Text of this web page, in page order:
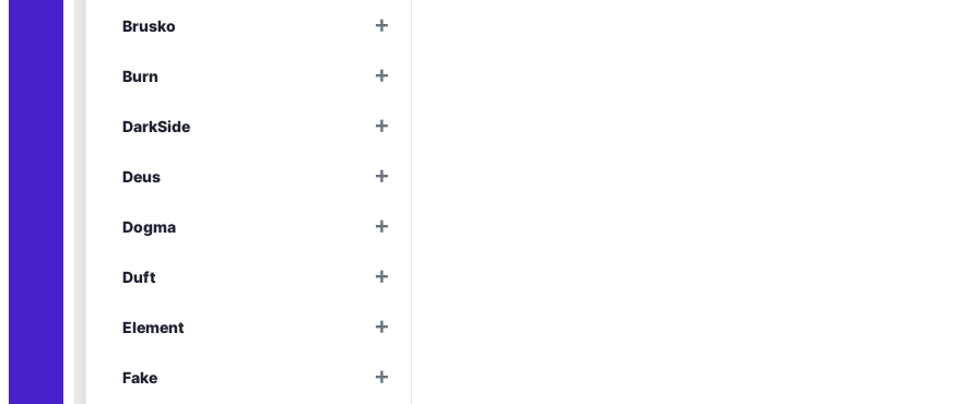
Brusko +Раскрыть вложенные категории
Burn +Раскрыть вложенные категории
DarkSide +Раскрыть вложенные категории
Deus +Раскрыть вложенные категории
Dogma +Раскрыть вложенные категории
Duft +Раскрыть вложенные категории
Element +Раскрыть вложенные категории
Fake +Раскрыть вложенные категории